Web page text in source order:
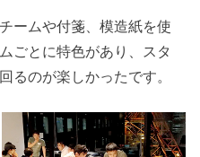
ームや付箋、模造紙を使
ごとに特色があり、スタ
るのが楽しかったです。